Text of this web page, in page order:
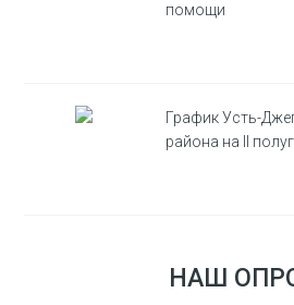
помощи
График Усть-
района на II
НАШ